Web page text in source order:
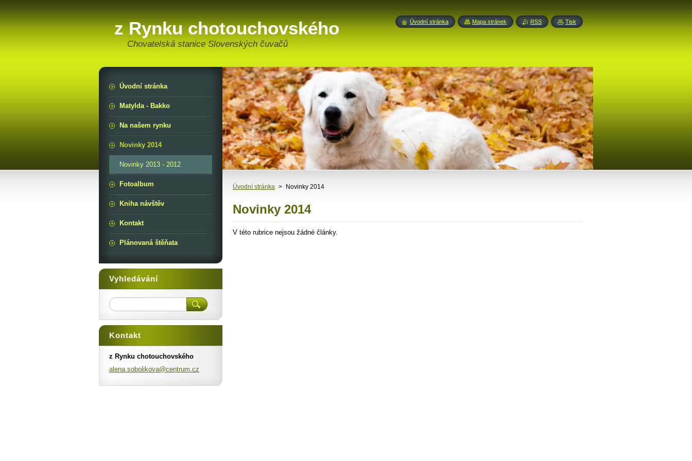
z Rynku chotouchovského
Chovatelská stanice Slovenských čuvačů
Úvodní stránka > Novinky 2014
Novinky 2014
V této rubrice nejsou žádné články.
Úvodní stránka
Matylda - Bakko
Na našem rynku
Novinky 2014
Novinky 2013 - 2012
Fotoalbum
Kniha návštěv
Kontakt
Plánovaná štěňata
Vyhledávání
Kontakt
z Rynku chotouchovského
alena.sobolikova@centrum.cz
Úvodní stránka Mapa stránek RSS Tisk